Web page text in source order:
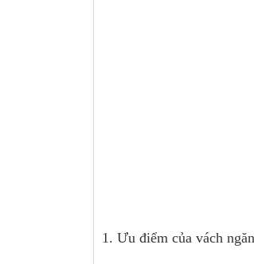
1. Ưu điểm của vách